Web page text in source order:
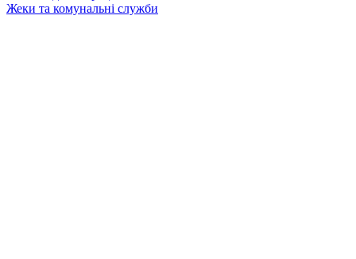
Жеки та комунальні служби